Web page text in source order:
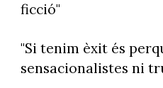
ficció"
"Si tenim èxit és
sensacionalistes ni